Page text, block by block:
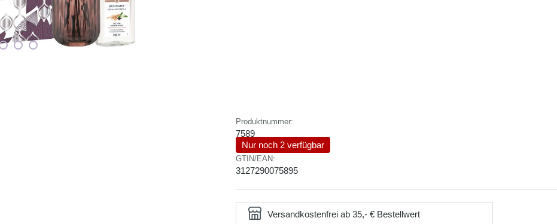
Produktnummer:
7589
Nur noch 2 verfügbar
GTIN/EAN:
3127290075895
Versandkostenfrei ab 35,- € Bestellwert